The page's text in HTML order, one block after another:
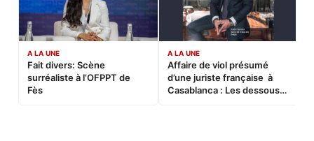
A LA UNE
Fait divers: Scène
surréaliste à l’OFPPT de
Fès
A LA UNE
Affaire de viol présumé
d’une juriste française à
Casablanca : Les dessous